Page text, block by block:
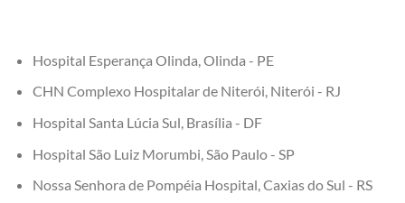
Hospital Esperança Olinda, Olinda - PE
CHN Complexo Hospitalar de Niterói, Niterói - RJ
Hospital Santa Lúcia Sul, Brasília - DF
Hospital São Luiz Morumbi, São Paulo - SP
Nossa Senhora de Pompéia Hospital, Caxias do Sul - RS